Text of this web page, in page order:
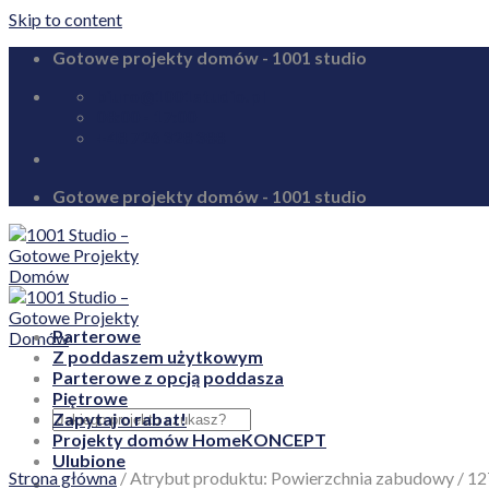
Skip to content
Gotowe projekty domów - 1001 studio
Gotowe projekty domów - 1001 studio
Ulubione
Parterowe
Z poddaszem użytkowym
Parterowe z opcją poddasza
Piętrowe
Zapytaj o rabat!
Projekty domów HomeKONCEPT
Strona główna /Atrybut produktu: Powierzchnia zabudowy /